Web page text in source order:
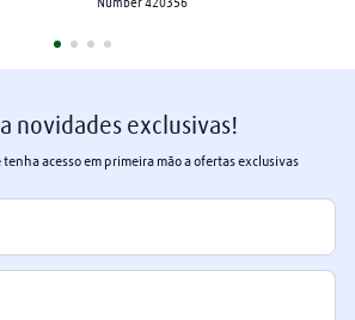
novidades exclusivas!
tenha acesso em primeira mão a ofertas exclusivas